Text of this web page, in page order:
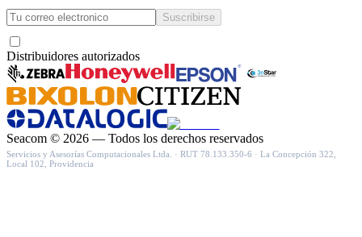
Suscribirse
Distribuidores autorizados
Seacom © 2026 — Todos los derechos reservados
Servicios y Asesorías Computacionales Ltda. · RUT 78.133.350-6 · La Concepción 322,
Local 102, Providencia